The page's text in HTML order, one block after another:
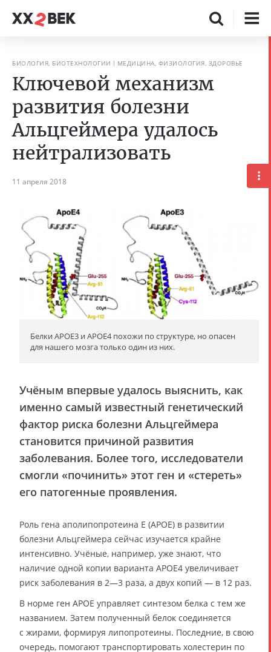
БИОЛОГИЯ, БИОТЕХНОЛОГИИ МЕДИЦИНА, ФИЗИОЛОГИЯ, ЗДОРОВЬЕ
Ключевой механизм
развития болезни
Альцгеймера удалось
нейтрализовать
11 апреля 2018
Белки APOE3 и APOE4 похожи по структуре, но опасен
для нашего мозга только один из них.
Учёным впервые удалось выяснить, как
именно самый известный генетический
фактор риска болезни Альцгеймера
становится причиной развития
заболевания. Более того, исследователи
смогли «починить» этот ген и «стереть»
его патогенные проявления.
Роль гена аполипопротеина E (APOE) в развитии
болезни Альцгеймера сейчас изучается крайне
интенсивно. Учёные, например, уже знают, что
наличие одной копии варианта APOE4 увеличивает
риск заболевания в 2—3 раза, а двух копий — в 12 раз.
В норме ген APOE управляет синтезом белка с тем же
названием. Затем полученный белок соединяется
с жирами, формируя липопротеины. Последние, в свою
очередь, помогают транспортировать холестерин по